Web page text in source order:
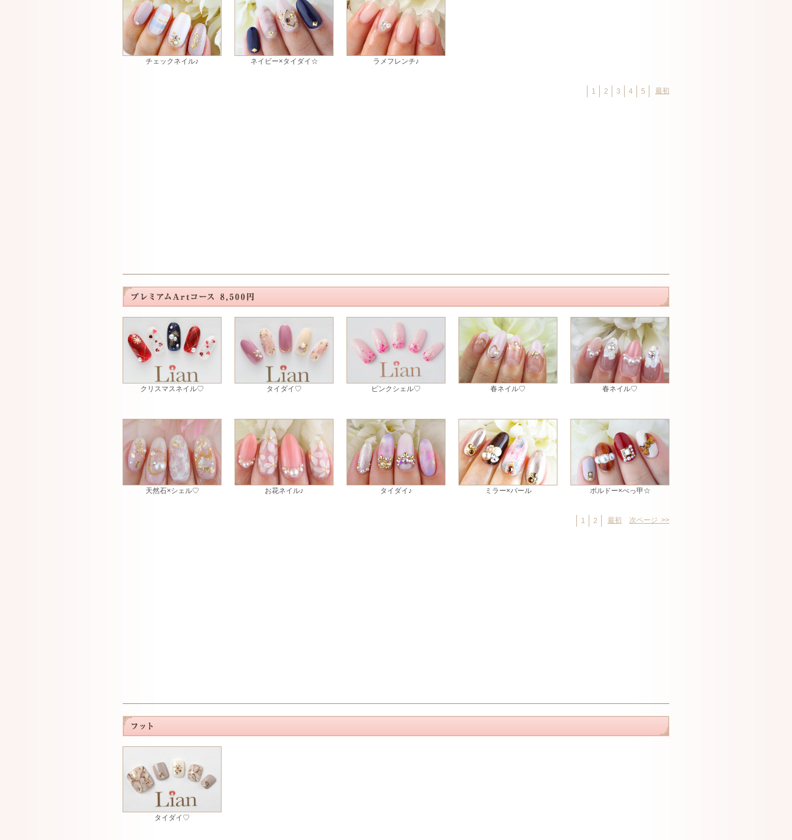
チェックネイル♪ ネイビー×タイダイ☆ ラメフレンチ♪
最初
1 2 3 4 5
クリスマスネイル♡ タイダイ♡ ピンクシェル♡ 春ネイル♡ 春ネイル♡
天然石×シェル♡ お花ネイル♪ タイダイ♪ ミラー×パール ボルドー×べっ甲☆
最初 次ページ >>
1 2
タイダイ♡